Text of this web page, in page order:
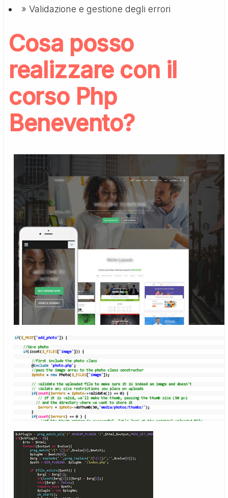
» Validazione e gestione degli errori
Cosa posso
realizzare con il
corso Php
Benevento?